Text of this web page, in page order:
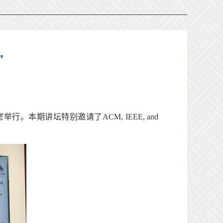
举行。本期讲坛特别邀请了 ACM, IEEE, and